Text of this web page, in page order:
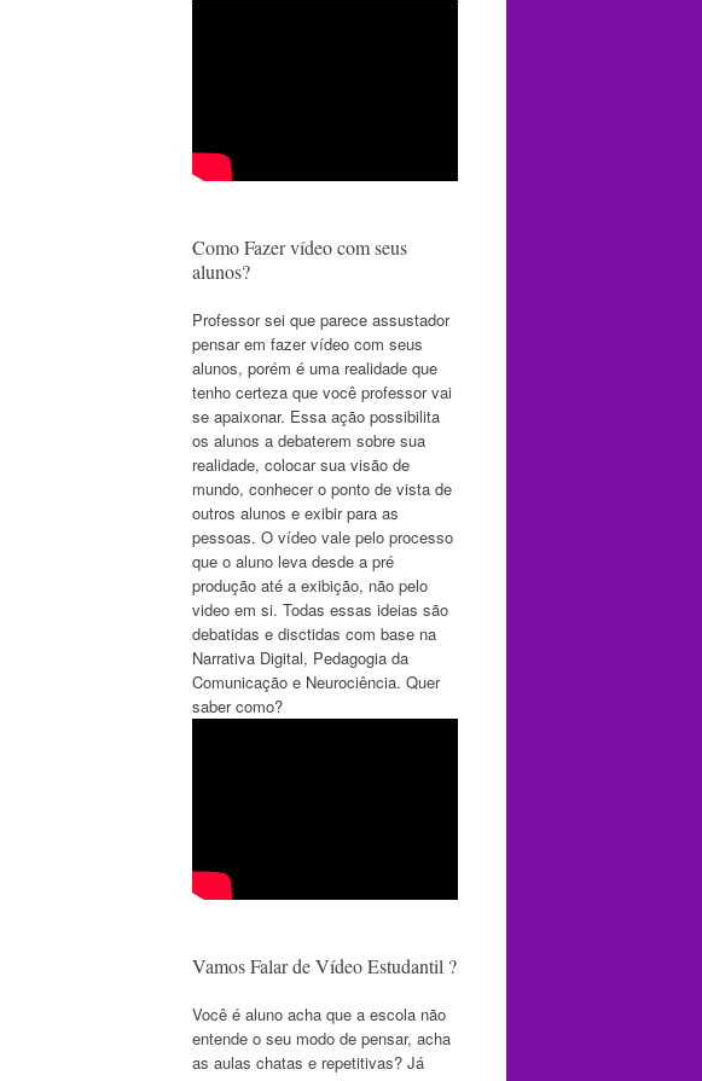
Como Fazer vídeo com seus
alunos?
Professor sei que parece assustador
pensar em fazer vídeo com seus
alunos, porém é uma realidade que
tenho certeza que você professor vai
se apaixonar. Essa ação possibilita
os alunos a debaterem sobre sua
realidade, colocar sua visão de
mundo, conhecer o ponto de vista de
outros alunos e exibir para as
pessoas. O vídeo vale pelo processo
que o aluno leva desde a pré
produção até a exibição, não pelo
video em si. Todas essas ideias são
debatidas e disctidas com base na
Narrativa Digital, Pedagogia da
Comunicação e Neurociência. Quer
saber como?
Vamos Falar de Vídeo Estudantil ?
Você é aluno acha que a escola não
entende o seu modo de pensar, acha
as aulas chatas e repetitivas? Já